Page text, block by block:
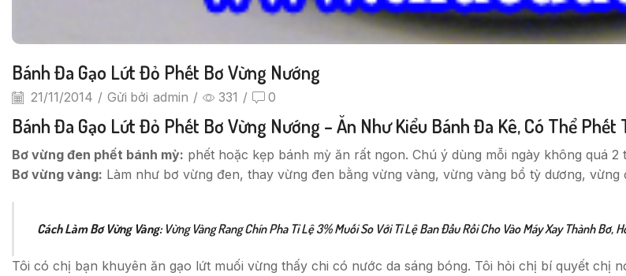
Bánh Đa Gạo Lứt Đỏ Phết Bơ Vừng Nướng
21/11/2014 / Gửi bởi admin / 331 / 0
Bánh Đa Gạo Lứt Đỏ Phết Bơ Vừng Nướng – Ăn Như Kiểu Bánh Đa Kê, Có Thể Phết
Bơ vừng đen phết bánh mỳ: phết hoặc kẹp bánh mỳ ăn rất ngon. Chú ý dùng mỗi ngày không quá
Bơ vừng vàng: Làm như bơ vừng đen, thay vừng đen bằng vừng vàng, vừng vàng bổ tỳ dương, vừng
Cách Làm Bơ Vừng Vàng:Vừng Vàng Rang Chín Pha Tỉ Lệ 3% Muối So Với Tỉ Lệ Ban Đầu Rồi Cho Vào Máy Xay Thành Bơ,
Tôi có chị bạn khuyên ăn gạo lứt muối vừng thấy chi có nước da sáng bóng. Tôi hỏi chị bí quyết chị